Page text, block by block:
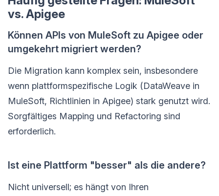
vs. Apigee
Können APIs von MuleSoft zu Apigee oder
umgekehrt migriert werden?
Die Migration kann komplex sein, insbesondere
wenn plattformspezifische Logik (DataWeave in
MuleSoft, Richtlinien in Apigee) stark genutzt wird.
Sorgfältiges Mapping und Refactoring sind
erforderlich.
Ist eine Plattform "besser" als die andere?
Nicht universell; es hängt von Ihren